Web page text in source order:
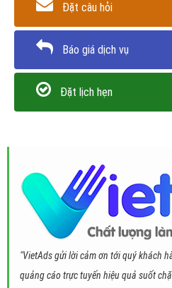
Đặt câu hỏi
Báo giá dịch vụ
Đặt lịch hẹn
"VietAds gửi lời cảm ơn tới quý khách
quảng cáo trực tuyến hiệu quả suốt